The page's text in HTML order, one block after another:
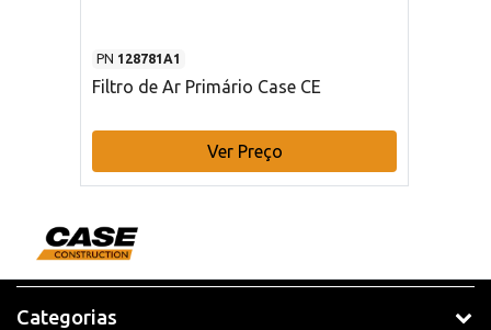
PN 128781A1
Filtro de Ar Primário Case CE
Ver Preço
Categorias